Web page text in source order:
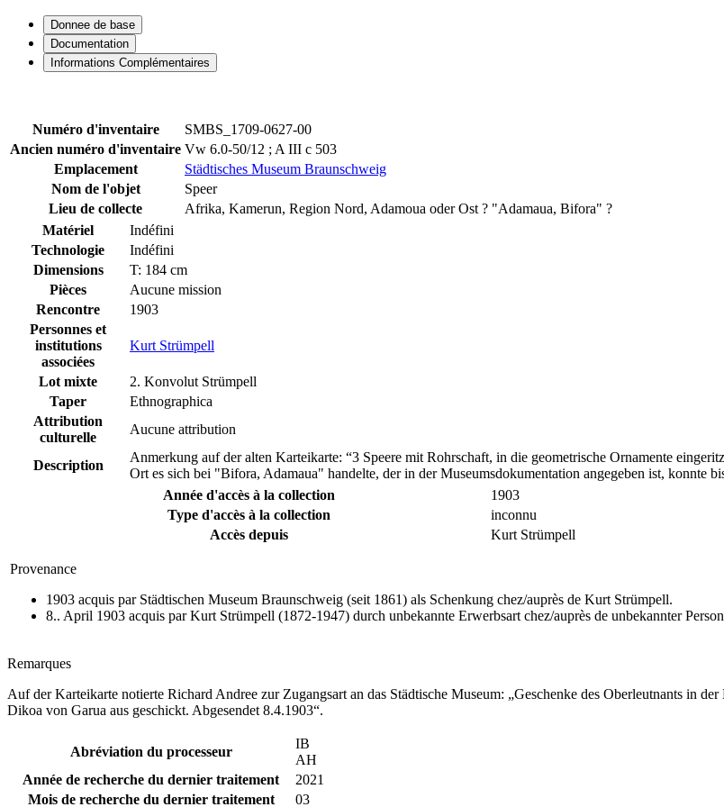
Donnee de base
Documentation
Informations Complémentaires
Numéro d'inventaire
SMBS_1709-0627-00
Ancien numéro d'inventaire Vw 6.0-50/12 ; A III c 503
Emplacement
Städtisches Museum Braunschweig
Nom de l'objet
Speer
Lieu de collecte
Afrika, Kamerun, Region Nord, Adamoua oder Ost ? "Adamaua, Bifora" ?
Matériel
Indéfini
Technologie
Indéfini
Dimensions
T: 184 cm
Pièces
Aucune mission
Rencontre
1903
Personnes et
institutions
associées
Kurt Strümpell
Lot mixte
2. Konvolut Strümpell
Taper
Ethnographica
Attribution
culturelle
Aucune attribution
Description
Anmerkung auf der alten Karteikarte: “3 Speere mit Rohrschaft, in die geometrische Ornamente
Ort es sich bei "Bifora, Adamaua" handelte, der in der Museumsdokumentation angegeben ist, konnte
Année d'accès à la collection
1903
Type d'accès à la collection
inconnu
Accès depuis
Kurt Strümpell
Provenance
1903 acquis par Städtischen Museum Braunschweig (seit 1861) als Schenkung chez/auprès de Kurt Strümpell.
8.. April 1903 acquis par Kurt Strümpell (1872-1947) durch unbekannte Erwerbsart chez/auprès de unbekannter
Remarques
Auf der Karteikarte notierte Richard Andree zur Zugangsart an das Städtische Museum: „Geschenke des Oberleutnants in
Dikoa von Garua aus geschickt. Abgesendet 8.4.1903“.
Abréviation du processeur
IB
AH
Année de recherche du dernier traitement
2021
Mois de recherche du dernier traitement
03